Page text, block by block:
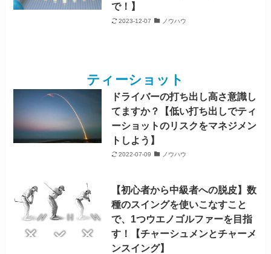
で！】
2023-12-07 ノウハウ
ティーショット
ドライバーの打ち出し高さ意識し
てますか？【低い打ち出しでティ
ーショットのリスクをマネジメン
トしよう】
2022-07-09 ノウハウ
【初心者から中級者への脱皮】数
種のスイングを使いこなすこと
で、1つウエノゴルファーを目指
す！【チャーシュメンとチャーメ
ンスイング】